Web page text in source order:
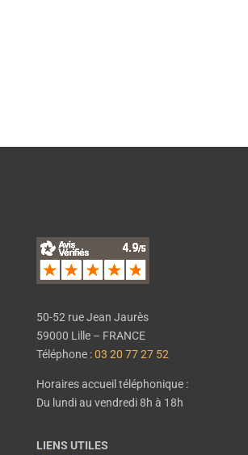
50-52 rue Jean Jaurès
59000 Lille – FRANCE
Téléphone :03 20 77 27 52
Horaires accueil téléphonique :
Du lundi au vendredi 8h à 18h
LIENS UTILES